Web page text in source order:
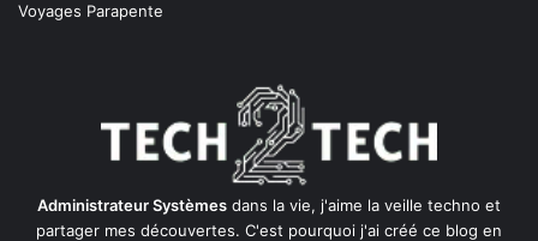
Voyages Parapente
Administrateur Systèmes dans la vie, j'aime la veille techno et
partager mes découvertes. C'est pourquoi j'ai créé ce blog en